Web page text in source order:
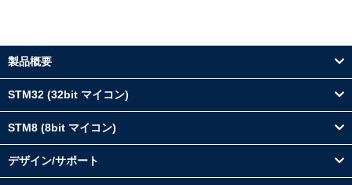
製品概要
STM32 (32bit マイコン)
STM8 (8bit マイコン)
デザイン/サポート